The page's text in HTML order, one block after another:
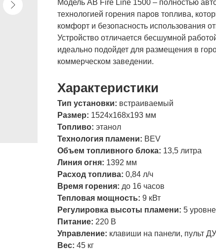
Модель AB Fire Line 1500 – полностью
технологией горения паров топлива,
комфорт и безопасность использования
Устройство отличается бесшумной
идеально подойдет для размещения в
коммерческом заведении.
Характеристики
Тип установки: встраиваемый
Размер: 1524х168х193 мм
Топливо: этанол
Технология пламени: BEV
Объем топливного блока: 13,5 литра
Линия огня: 1392 мм
Расход топлива: 0,84 л/ч
Время горения: до 16 часов
Тепловая мощность: 9 кВт
Регулировка высоты пламени: 5
Питание: 220 В
Управление: клавиши на панели, пульт
Вес: 45 кг